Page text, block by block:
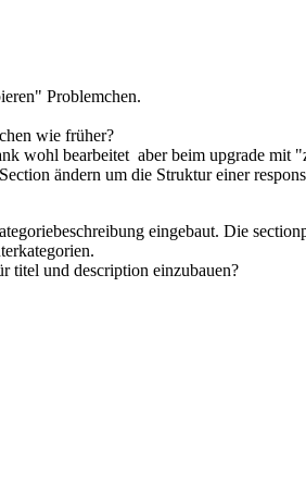
Problemchen.
wie früher?
wohl bearbeitet aber beim upgrade mit
ändern um die Struktur einer
eingebaut. Die
titel und description einzubauen?